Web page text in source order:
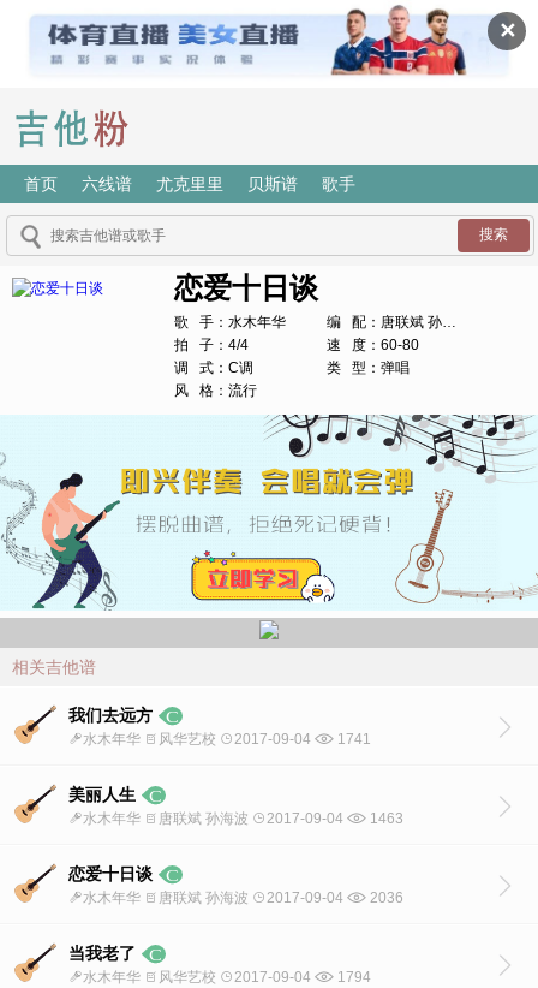
✕
首页 六线谱 尤克里里 贝斯谱 歌手
恋爱十日谈
歌 手：水木年华
编 配：唐联斌 孙海波
拍 子：4/4
速 度：60-80
调 式：C调
类 型：弹唱
风 格：流行
相关吉他谱
我们去远方
水木年华 风华艺校 2017-09-04 1741
美丽人生
水木年华 唐联斌 孙海波 2017-09-04 1463
恋爱十日谈
水木年华 唐联斌 孙海波 2017-09-04 2036
当我老了
水木年华 风华艺校 2017-09-04 1794